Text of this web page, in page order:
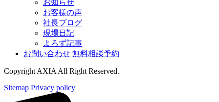
お知らせ
お客様の声
社長ブログ
現場日記
よろず記事
お問い合わせ 無料相談予約
Copyright AXIA All Right Reserved.
Sitemap Privacy policy